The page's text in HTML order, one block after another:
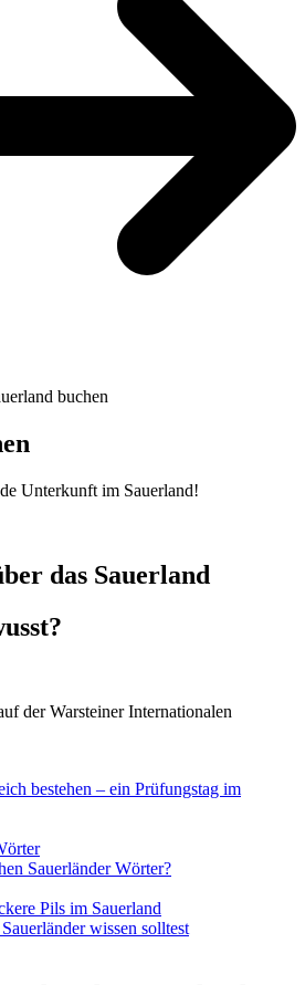
Unterkunft im Sauerland!
das Sauerland
bestehen – ein Prüfungstag im
Sauerländer Wörter?
wissen solltest